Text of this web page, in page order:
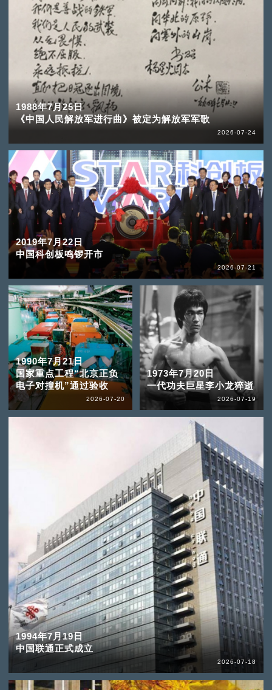
1988年7月25日
《中国人民解放军进行曲》被定为解放军军歌
2026-07-24
2019年7月22日
中国科创板鸣锣开市
2026-07-21
1990年7月21日
国家重点工程“北京正负
电子对撞机”通过验收
2026-07-20
1973年7月20日
一代功夫巨星李小龙猝逝
2026-07-19
1994年7月19日
中国联通正式成立
2026-07-18